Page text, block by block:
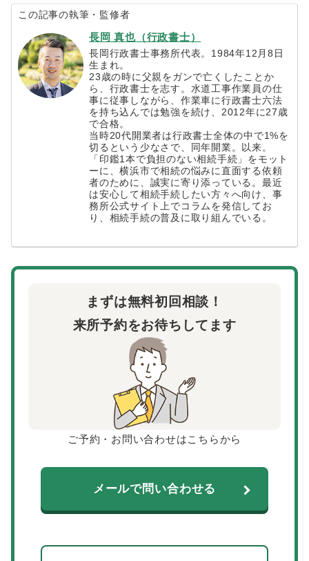
この記事の執筆・監修者
長岡 真也（行政書士）
長岡行政書士事務所代表。1984年12月8日
生まれ。
23歳の時に父親をガンで亡くしたことか
ら、行政書士を志す。水道工事作業員の仕
事に従事しながら、作業車に行政書士六法
を持ち込んでは勉強を続け、2012年に27歳
で合格。
当時20代開業者は行政書士全体の中で1%を
切るという少なさで、同年開業。以来。
「印鑑1本で負担のない相続手続」をモット
ーに、横浜市で相続の悩みに直面する依頼
者のために、誠実に寄り添っている。最近
は安心して相続手続したい方々へ向け、事
務所公式サイト上でコラムを発信してお
り、相続手続の普及に取り組んでいる。
まずは無料初回相談！
来所予約をお待ちしてます
ご予約・お問い合わせはこちらから
メールで問い合わせる